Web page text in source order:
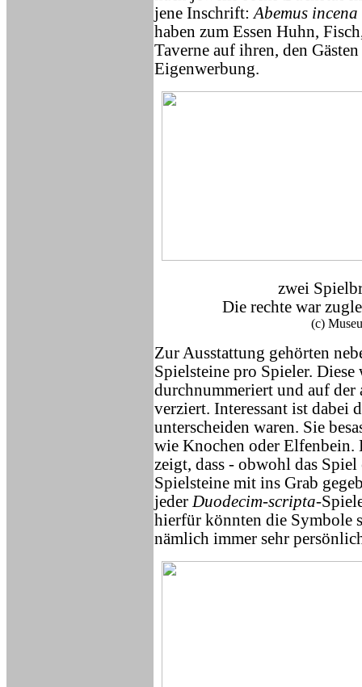
jene Inschrift: Abemus
haben zum Essen Huhn,
Taverne auf ihren, den
Eigenwerbung.
zwei
Die rechte war
(c)
Zur Ausstattung gehörten
Spielsteine pro Spieler.
durchnummeriert und auf
verziert. Interessant ist dabei
unterscheiden waren. Sie
wie Knochen oder
zeigt, dass - obwohl das
Spielsteine mit ins Grab
jeder Duodecim-scripta-
hierfür könnten die Symbole
nämlich immer sehr